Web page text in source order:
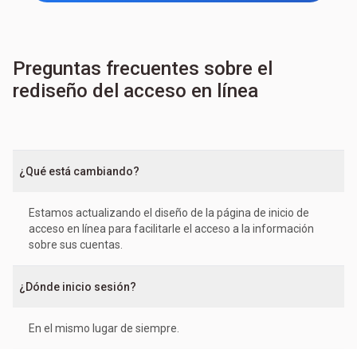
Preguntas frecuentes sobre el
rediseño del acceso en línea
¿Qué está cambiando?
Estamos actualizando el diseño de la página de inicio de
acceso en línea para facilitarle el acceso a la información
sobre sus cuentas.
¿Dónde inicio sesión?
En el mismo lugar de siempre.